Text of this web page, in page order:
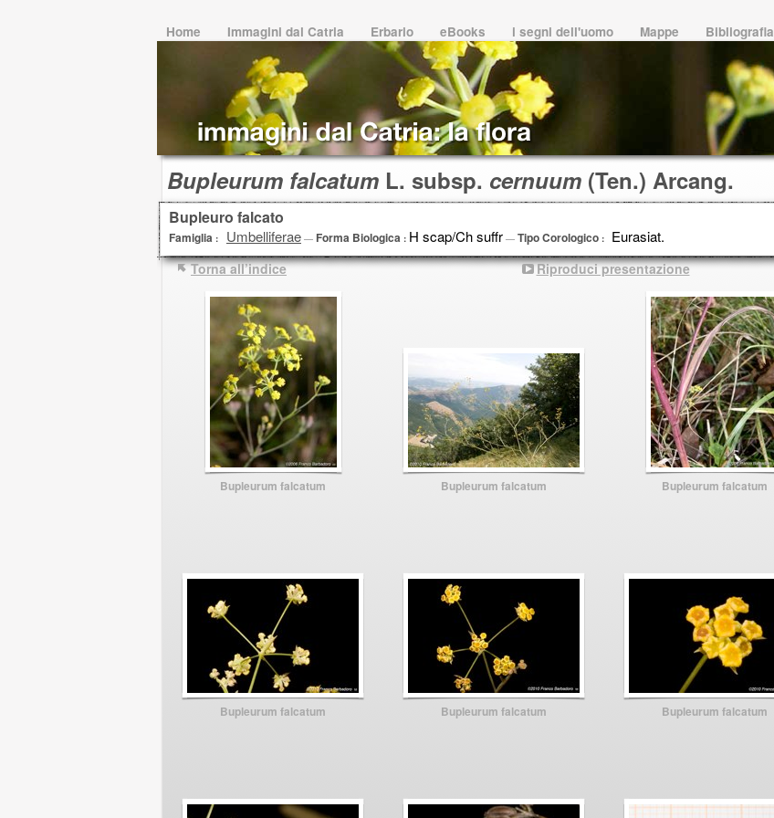
Home Immagini dal Catria Erbario eBooks i segni dell'uomo Mappe Bibliografia
Bupleuro falcato
Famiglia : Umbelliferae — Forma Biologica : H scap/Ch suffr — Tipo Corologico : Eurasiat.
Bupleurum falcatum Bupleurum falcatum Bupleurum falcatum
Bupleurum falcatum Bupleurum falcatum Bupleurum falcatum
Torna all’indice Riproduci presentazione
Bupleurum falcatum L. subsp. cernuum (Ten.) Arcang.